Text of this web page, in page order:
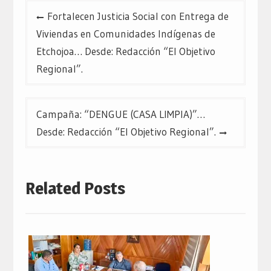
de
entradas
Fortalecen Justicia Social con Entrega de
Viviendas en Comunidades Indígenas de
Etchojoa… Desde: Redacción “El Objetivo
Regional”.
Campaña: “DENGUE (CASA LIMPIA)”…
Desde: Redacción “El Objetivo Regional”.
Related Posts